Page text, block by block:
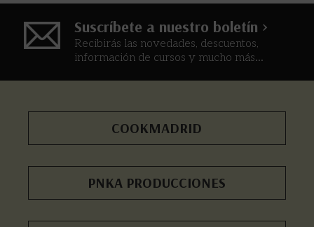
Suscríbete a nuestro boletín >
Recibirás las novedades, descuentos,
información de cursos y mucho más...
COOKMADRID
PNKA PRODUCCIONES